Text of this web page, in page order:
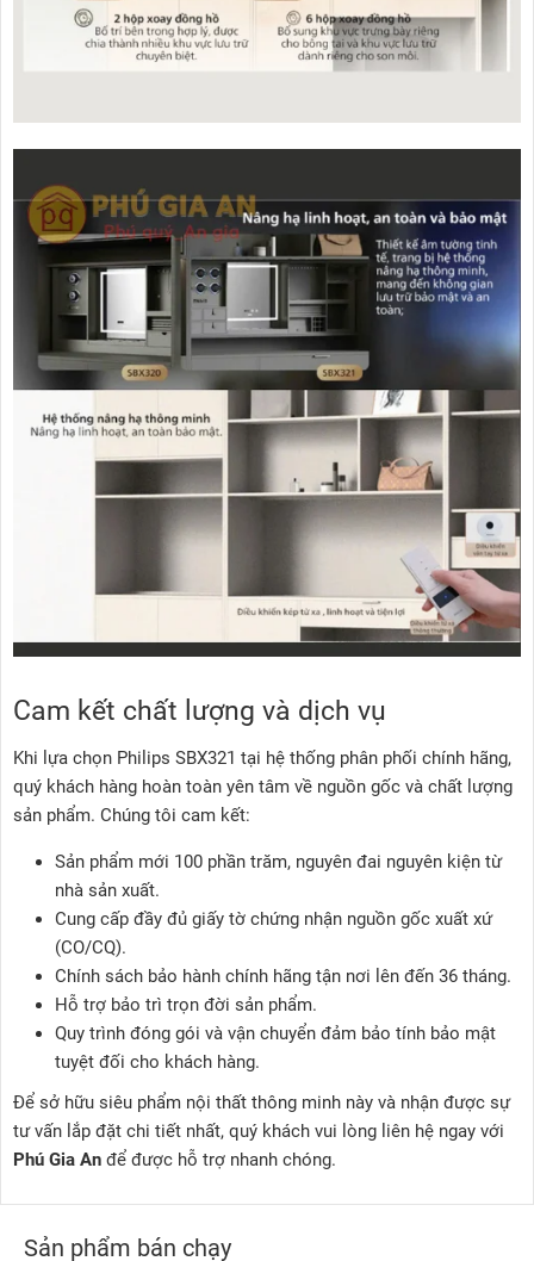
Cam kết chất lượng và dịch vụ
Khi lựa chọn Philips SBX321 tại hệ thống phân phối chính hãng,
quý khách hàng hoàn toàn yên tâm về nguồn gốc và chất lượng
sản phẩm. Chúng tôi cam kết:
Sản phẩm mới 100 phần trăm, nguyên đai nguyên kiện từ
nhà sản xuất.
Cung cấp đầy đủ giấy tờ chứng nhận nguồn gốc xuất xứ
(CO/CQ).
Chính sách bảo hành chính hãng tận nơi lên đến 36 tháng.
Hỗ trợ bảo trì trọn đời sản phẩm.
Quy trình đóng gói và vận chuyển đảm bảo tính bảo mật
tuyệt đối cho khách hàng.
Để sở hữu siêu phẩm nội thất thông minh này và nhận được sự
tư vấn lắp đặt chi tiết nhất, quý khách vui lòng liên hệ ngay với
Phú Gia An để được hỗ trợ nhanh chóng.
Sản phẩm bán chạy